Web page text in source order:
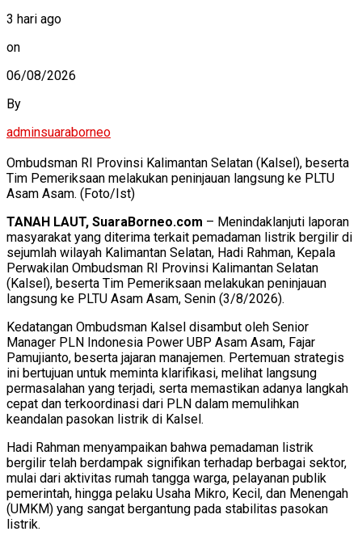
3 hari ago
on
06/08/2026
By
adminsuaraborneo
Ombudsman RI Provinsi Kalimantan Selatan (Kalsel), beserta
Tim Pemeriksaan melakukan peninjauan langsung ke PLTU
Asam Asam. (Foto/Ist)
TANAH LAUT, SuaraBorneo.com – Menindaklanjuti laporan
masyarakat yang diterima terkait pemadaman listrik bergilir di
sejumlah wilayah Kalimantan Selatan, Hadi Rahman, Kepala
Perwakilan Ombudsman RI Provinsi Kalimantan Selatan
(Kalsel), beserta Tim Pemeriksaan melakukan peninjauan
langsung ke PLTU Asam Asam, Senin (3/8/2026).
Kedatangan Ombudsman Kalsel disambut oleh Senior
Manager PLN Indonesia Power UBP Asam Asam, Fajar
Pamujianto, beserta jajaran manajemen. Pertemuan strategis
ini bertujuan untuk meminta klarifikasi, melihat langsung
permasalahan yang terjadi, serta memastikan adanya langkah
cepat dan terkoordinasi dari PLN dalam memulihkan
keandalan pasokan listrik di Kalsel.
Hadi Rahman menyampaikan bahwa pemadaman listrik
bergilir telah berdampak signifikan terhadap berbagai sektor,
mulai dari aktivitas rumah tangga warga, pelayanan publik
pemerintah, hingga pelaku Usaha Mikro, Kecil, dan Menengah
(UMKM) yang sangat bergantung pada stabilitas pasokan
listrik.